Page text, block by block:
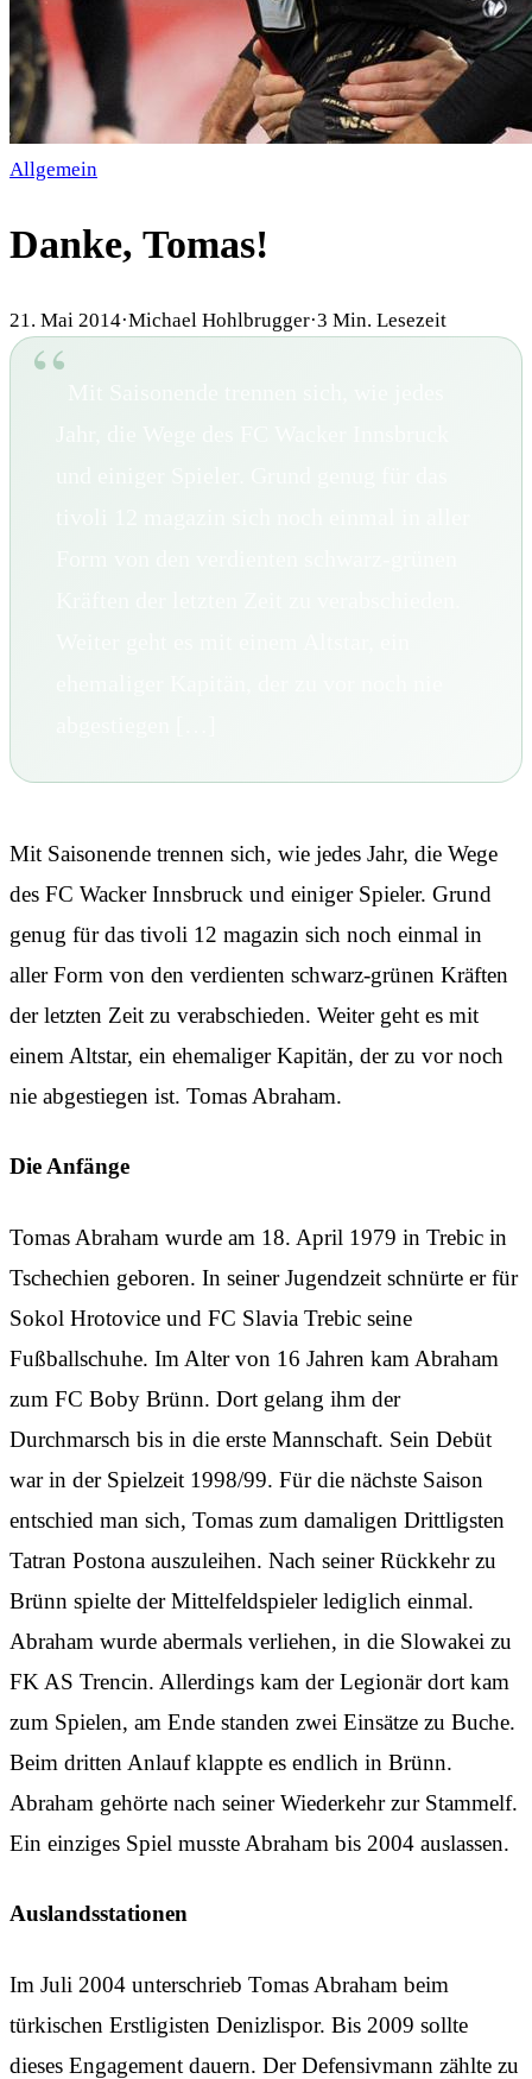
Allgemein
Danke, Tomas!
21. Mai 2014·Michael Hohlbrugger·3 Min. Lesezeit
Mit Saisonende trennen sich, wie jedes Jahr, die Wege
des FC Wacker Innsbruck und einiger Spieler. Grund
genug für das tivoli 12 magazin sich noch einmal in
aller Form von den verdienten schwarz-grünen Kräften
der letzten Zeit zu verabschieden. Weiter geht es mit
einem Altstar, ein ehemaliger Kapitän, der zu vor noch
nie abgestiegen ist. Tomas Abraham.
Die Anfänge
Tomas Abraham wurde am 18. April 1979 in Trebic in
Tschechien geboren. In seiner Jugendzeit schnürte er für
Sokol Hrotovice und FC Slavia Trebic seine
Fußballschuhe. Im Alter von 16 Jahren kam Abraham
zum FC Boby Brünn. Dort gelang ihm der
Durchmarsch bis in die erste Mannschaft. Sein Debüt
war in der Spielzeit 1998/99. Für die nächste Saison
entschied man sich, Tomas zum damaligen Drittligsten
Tatran Postona auszuleihen. Nach seiner Rückkehr zu
Brünn spielte der Mittelfeldspieler lediglich einmal.
Abraham wurde abermals verliehen, in die Slowakei zu
FK AS Trencin. Allerdings kam der Legionär dort kam
zum Spielen, am Ende standen zwei Einsätze zu Buche.
Beim dritten Anlauf klappte es endlich in Brünn.
Abraham gehörte nach seiner Wiederkehr zur Stammelf.
Ein einziges Spiel musste Abraham bis 2004 auslassen.
Auslandsstationen
Im Juli 2004 unterschrieb Tomas Abraham beim
türkischen Erstligisten Denizlispor. Bis 2009 sollte
dieses Engagement dauern. Der Defensivmann zählte zu